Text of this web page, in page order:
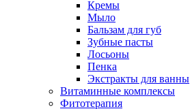
Кремы
Мыло
Бальзам для губ
Зубные пасты
Лосьоны
Пенка
Экстракты для ванны
Витаминные комплексы
Фитотерапия